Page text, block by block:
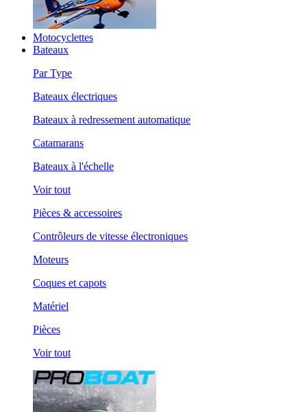
Motocyclettes
Bateaux
Par Type
Bateaux électriques
Bateaux à redressement automatique
Catamarans
Bateaux à l'échelle
Voir tout
Pièces & accessoires
Contrôleurs de vitesse électroniques
Moteurs
Coques et capots
Matériel
Pièces
Voir tout